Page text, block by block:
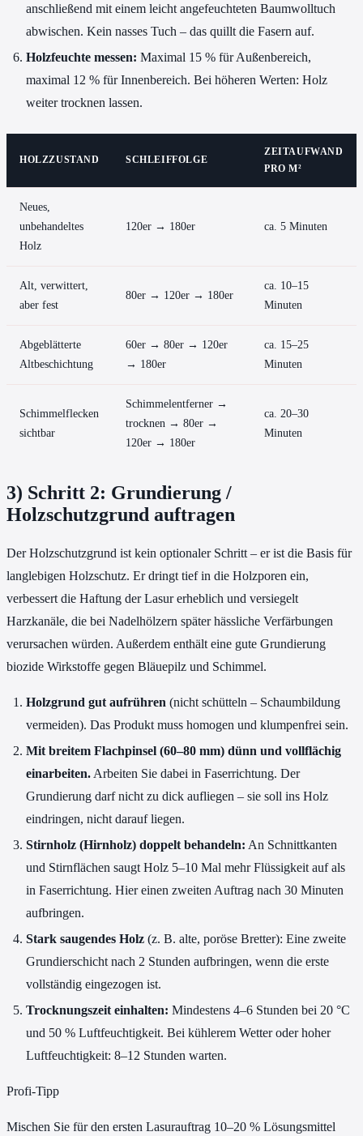
anschließend mit einem leicht angefeuchteten Baumwolltuch
abwischen. Kein nasses Tuch – das quillt die Fasern auf.
Holzfeuchte messen: Maximal 15 % für Außenbereich,
maximal 12 % für Innenbereich. Bei höheren Werten: Holz
weiter trocknen lassen.
HOLZZUSTAND SCHLEIFFOLGE
ZEITAUFWAND
PRO M²
Neues,
unbehandeltes
Holz
120er → 180er ca. 5 Minuten
Alt, verwittert,
aber fest
80er → 120er → 180er
ca. 10–15
Minuten
Abgeblätterte
Altbeschichtung
60er → 80er → 120er
→ 180er
ca. 15–25
Minuten
Schimmelflecken
sichtbar
Schimmelentferner →
trocknen → 80er →
120er → 180er
ca. 20–30
Minuten
3) Schritt 2: Grundierung /
Holzschutzgrund auftragen
Der Holzschutzgrund ist kein optionaler Schritt – er ist die Basis für
langlebigen Holzschutz. Er dringt tief in die Holzporen ein,
verbessert die Haftung der Lasur erheblich und versiegelt
Harzkanäle, die bei Nadelhölzern später hässliche Verfärbungen
verursachen würden. Außerdem enthält eine gute Grundierung
biozide Wirkstoffe gegen Bläuepilz und Schimmel.
Holzgrund gut aufrühren (nicht schütteln – Schaumbildung
vermeiden). Das Produkt muss homogen und klumpenfrei sein.
Mit breitem Flachpinsel (60–80 mm) dünn und vollflächig
einarbeiten. Arbeiten Sie dabei in Faserrichtung. Der
Grundierung darf nicht zu dick aufliegen – sie soll ins Holz
eindringen, nicht darauf liegen.
Stirnholz (Hirnholz) doppelt behandeln: An Schnittkanten
und Stirnflächen saugt Holz 5–10 Mal mehr Flüssigkeit auf als
in Faserrichtung. Hier einen zweiten Auftrag nach 30 Minuten
aufbringen.
Stark saugendes Holz (z. B. alte, poröse Bretter): Eine zweite
Grundierschicht nach 2 Stunden aufbringen, wenn die erste
vollständig eingezogen ist.
Trocknungszeit einhalten: Mindestens 4–6 Stunden bei 20 °C
und 50 % Luftfeuchtigkeit. Bei kühlerem Wetter oder hoher
Luftfeuchtigkeit: 8–12 Stunden warten.
Profi-Tipp
Mischen Sie für den ersten Lasurauftrag 10–20 % Lösungsmittel